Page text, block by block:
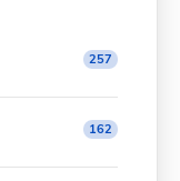
257
162